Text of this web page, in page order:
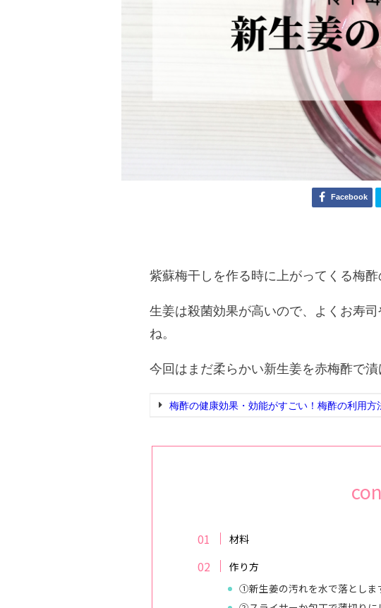
Facebook
紫蘇梅干しを作る時に上がってくる梅酢
生姜は殺菌効果が高いので、よくお寿
ね。
今回はまだ柔らかい新生姜を赤梅酢で漬
梅酢の健康効果・効能がすごい！梅酢の利用方
材料
作り方
①新生姜の汚れを水で落としま